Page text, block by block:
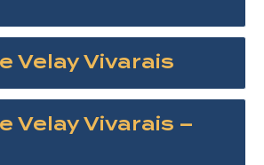
Velay Vivarais
Velay Vivarais –